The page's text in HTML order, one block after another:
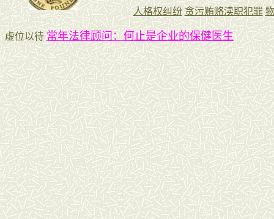
虚位以待常年法律顾问：何止是企业的保健医生